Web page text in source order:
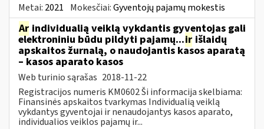
Metai: 2021 Mokesčiai:Gyventojų pajamų mokestis
Ar individualią veiklą vykdantis gyventojas gali
elektroniniu būdu pildyti pajamų...ir išlaidų
apskaitos žurnalą, o naudojantis kasos aparatą
– kasos aparato kasos
Web turinio sąrašas 2018-11-22
Registracijos numeris KM0602 Ši informacija skelbiama:
Finansinės apskaitos tvarkymas Individualią veiklą
vykdantys gyventojai ir nenaudojantys kasos aparato,
individualios veiklos pajamų ir...